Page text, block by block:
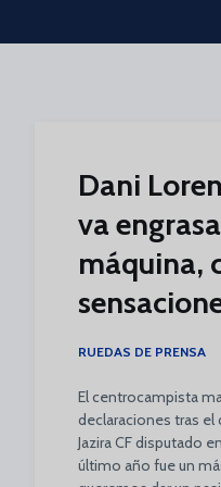
Skip to main content
Dani
va
máquina,
RUEDAS DE PRENSA
El centrocampista
declaraciones tras
Jazira CF disputado
último año fue un